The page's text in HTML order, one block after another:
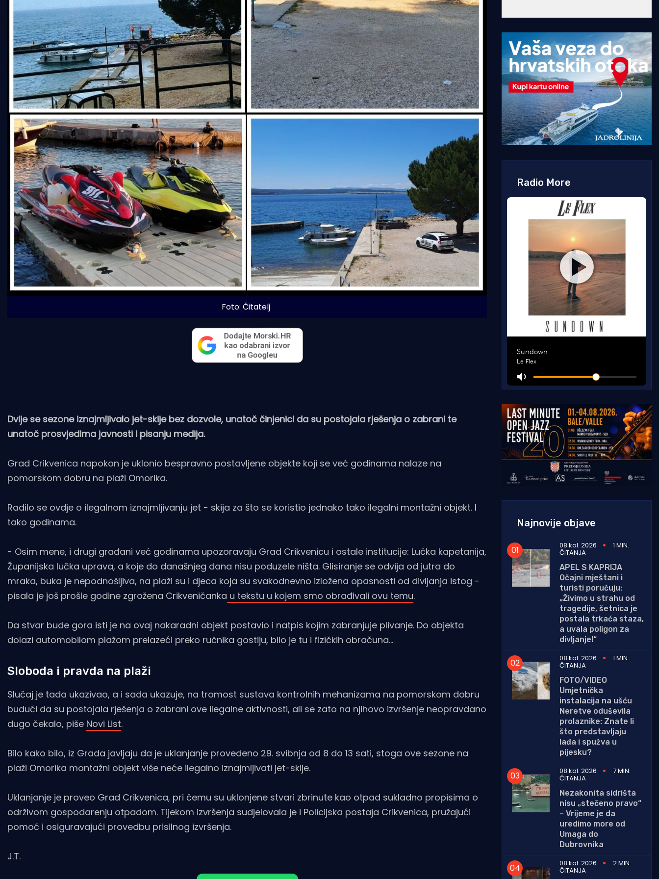
Foto: Čitatelj
Dvije se sezone iznajmljivalo jet-skije bez dozvole, unatoč činjenici da su postojala rješenja o zabrani te
unatoč prosvjedima javnosti i pisanju medija.
Grad Crikvenica napokon je uklonio bespravno postavljene objekte koji se već godinama nalaze na
pomorskom dobru na plaži Omorika.
Radilo se ovdje o ilegalnom iznajmljivanju jet - skija za što se koristio jednako tako ilegalni montažni objekt. I
tako godinama.
- Osim mene, i drugi građani već godinama upozoravaju Grad Crikvenicu i ostale institucije: Lučka kapetanija,
Županijska lučka uprava, a koje do današnjeg dana nisu poduzele ništa. Glisiranje se odvija od jutra do
mraka, buka je nepodnošljiva, na plaži su i djeca koja su svakodnevno izložena opasnosti od divljanja istog -
pisala je još prošle godine zgrožena Crikveničanka u tekstu u kojem smo obrađivali ovu temu.
Da stvar bude gora isti je na ovaj nakaradni objekt postavio i natpis kojim zabranjuje plivanje. Do objekta
dolazi automobilom plažom prelazeći preko ručnika gostiju, bilo je tu i fizičkih obračuna...
Sloboda i pravda na plaži
Slučaj je tada ukazivao, a i sada ukazuje, na tromost sustava kontrolnih mehanizama na pomorskom dobru
budući da su postojala rješenja o zabrani ove ilegalne aktivnosti, ali se zato na njihovo izvršenje neopravdano
dugo čekalo, piše Novi List.
Bilo kako bilo, iz Grada javljaju da je uklanjanje provedeno 29. svibnja od 8 do 13 sati, stoga ove sezone na
plaži Omorika montažni objekt više neće ilegalno iznajmljivati jet-skije.
Uklanjanje je proveo Grad Crikvenica, pri čemu su uklonjene stvari zbrinute kao otpad sukladno propisima o
održivom gospodarenju otpadom. Tijekom izvršenja sudjelovala je i Policijska postaja Crikvenica, pružajući
pomoć i osiguravajući provedbu prisilnog izvršenja.
J.T.
Radio More
Najnovije objave
08 kol. 2026 1 MIN.
ČITANJA
APEL S KAPRIJA
Očajni mještani i
turisti poručuju:
„Živimo u strahu od
tragedije, šetnica je
postala trkaća staza,
a uvala poligon za
divljanje!“
08 kol. 2026
1 MIN.
ČITANJA
FOTO/VIDEO
Umjetnička
instalacija na ušću
Neretve oduševila
prolaznike: Znate li
što predstavljaju
lađa i spužva u
pijesku?
08 kol. 2026
7 MIN.
ČITANJA
Nezakonita sidrišta
nisu „stečeno pravo“
– Vrijeme je da
uredimo more od
Umaga do
Dubrovnika
08 kol. 2026
2 MIN.
ČITANJA